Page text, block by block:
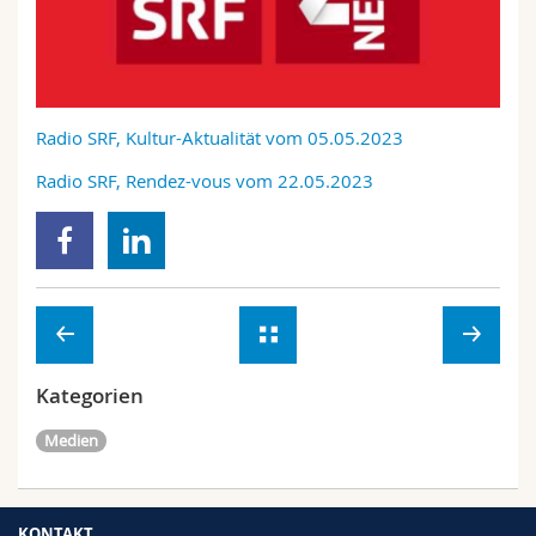
Math.-Nat. und Med. Fak.
Mitarbeitende
Webmail
MyUnifr
Radio SRF, Kultur-Aktualität vom 05.05.2023
Radio SRF, Rendez-vous vom 22.05.2023
Kategorien
Medien